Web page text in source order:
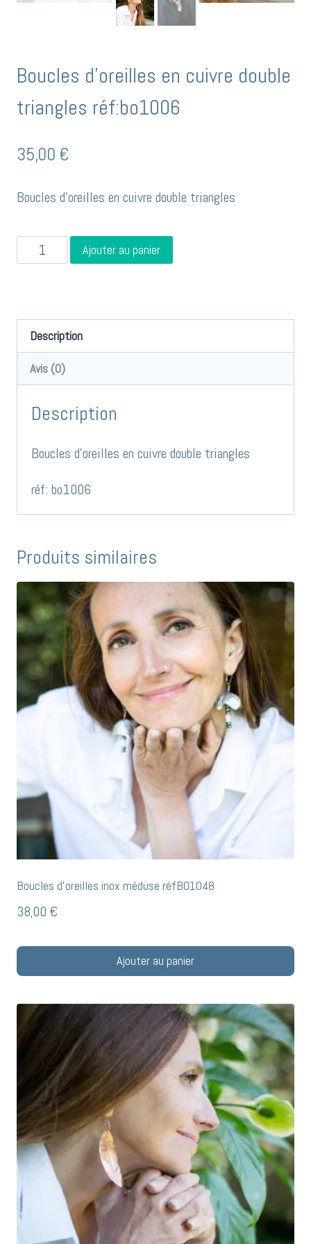
Boucles d’oreilles en cuivre double
triangles réf:bo1006
35,00 €
Boucles d’oreilles en cuivre double triangles
quantité
de
cuivre
réf:bo1006
Ajouter au panier
Description
Avis (0)
Description
Boucles d’oreilles en cuivre double triangles
réf: bo1006
Produits similaires
Boucles d’oreilles inox méduse réfB01048
38,00 €
Ajouter au panier